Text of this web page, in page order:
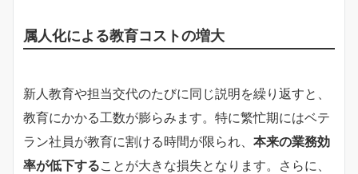
属人化による教育コストの増大
新人教育や担当交代のたびに同じ説明を繰り返すと、
教育にかかる工数が膨らみます。特に繁忙期にはベテ
ラン社員が教育に割ける時間が限られ、 本来の業務効
率が低下することが大きな損失となります。さらに、